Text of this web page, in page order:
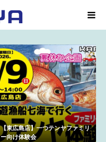
【東広島店】一つテンヤファミリ
ー向け体験会